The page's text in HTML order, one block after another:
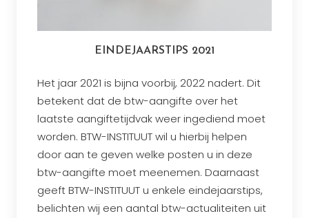
EINDEJAARSTIPS 2021
Het jaar 2021 is bijna voorbij, 2022 nadert. Dit
betekent dat de btw-aangifte over het
laatste aangiftetijdvak weer ingediend moet
worden. BTW-INSTITUUT wil u hierbij helpen
door aan te geven welke posten u in deze
btw-aangifte moet meenemen. Daarnaast
geeft BTW-INSTITUUT u enkele eindejaarstips,
belichten wij een aantal btw-actualiteiten uit